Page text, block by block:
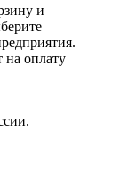
и
на оплату